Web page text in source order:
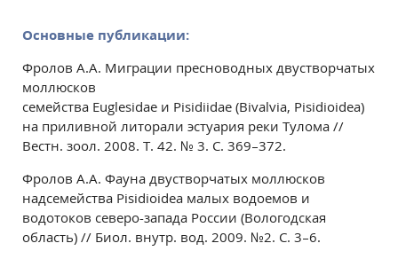
Основные публикации:
Фролов А.А. Миграции пресноводных двустворчатых
моллюсков
семейства Euglesidae и Pisidiidae (Bivalvia, Pisidioidea)
на приливной литорали эстуария реки Тулома //
Вестн. зоол. 2008. Т. 42. № 3. С. 369–372.
Фролов А.А. Фауна двустворчатых моллюсков
надсемейства Pisidioidea малых водоемов и
водотоков северо-запада России (Вологодская
область) // Биол. внутр. вод. 2009. №2. С. 3–6.